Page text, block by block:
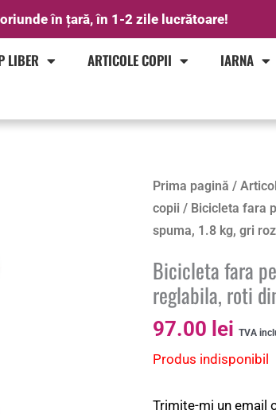
în țară, în 1-2 zile lucrătoare!
LIBER ARTICOLE COPII
IARNA
Prima pagină /
copii / Bicicleta fara
spuma, 1.8 kg, gri roz
Bicicleta fara
reglabila, roti
97.00 lei TVA
Produs indisponibil
Trimite-mi un email